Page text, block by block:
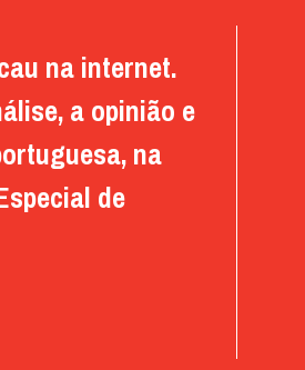
na internet.
a opinião e
na
de